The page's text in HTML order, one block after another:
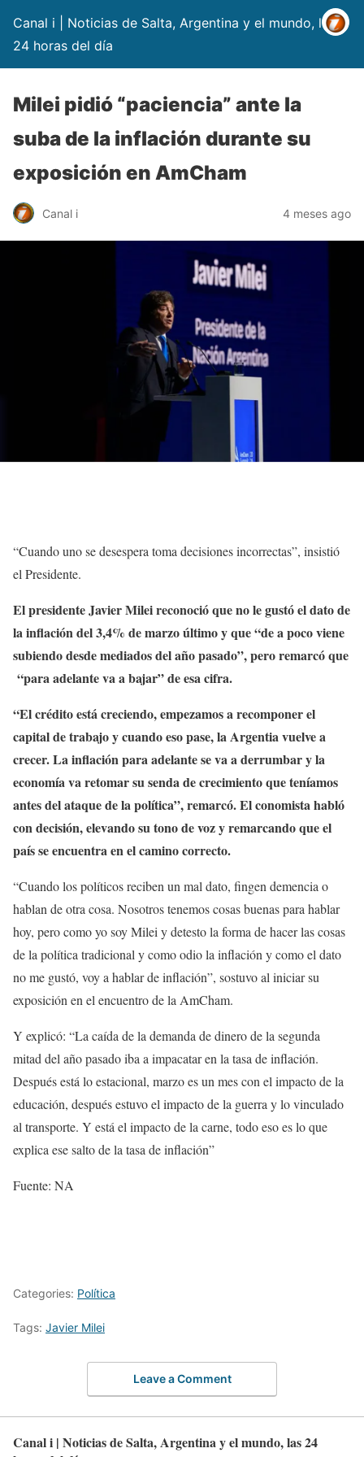
Canal i | Noticias de Salta, Argentina y el mundo, las
24 horas del día
Milei pidió “paciencia” ante la
suba de la inflación durante su
exposición en AmCham
Canal i 4 meses ago
“Cuando uno se desespera toma decisiones incorrectas”, insistió
el Presidente.
El presidente Javier Milei reconoció que no le gustó el dato de
la inflación del 3,4% de marzo último y que “de a poco viene
subiendo desde mediados del año pasado”, pero remarcó que
“para adelante va a bajar” de esa cifra.
“El crédito está creciendo, empezamos a recomponer el
capital de trabajo y cuando eso pase, la Argentia vuelve a
crecer. La inflación para adelante se va a derrumbar y la
economía va retomar su senda de crecimiento que teníamos
antes del ataque de la política”, remarcó. El conomista habló
con decisión, elevando su tono de voz y remarcando que el
país se encuentra en el camino correcto.
“Cuando los políticos reciben un mal dato, fingen demencia o
hablan de otra cosa. Nosotros tenemos cosas buenas para hablar
hoy, pero como yo soy Milei y detesto la forma de hacer las cosas
de la política tradicional y como odio la inflación y como el dato
no me gustó, voy a hablar de inflación”, sostuvo al iniciar su
exposición en el encuentro de la AmCham.
Y explicó: “La caída de la demanda de dinero de la segunda
mitad del año pasado iba a impacatar en la tasa de inflación.
Después está lo estacional, marzo es un mes con el impacto de la
educación, después estuvo el impacto de la guerra y lo vinculado
al transporte. Y está el impacto de la carne, todo eso es lo que
explica ese salto de la tasa de inflación”
Fuente: NA
Categories: Política
Tags: Javier Milei
Leave a Comment
Canal i | Noticias de Salta, Argentina y el mundo, las 24